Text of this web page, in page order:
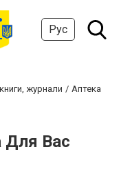
Рус
журнали
Аптека
Для Вас